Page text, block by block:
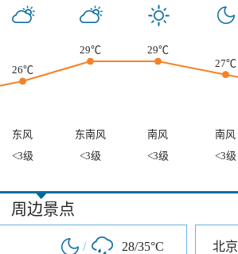
26℃
29℃
29℃
27℃
东风 东南风 南风
南风
<3级 <3级 <3级 <3级
周边景点
/ 28/35°C 北